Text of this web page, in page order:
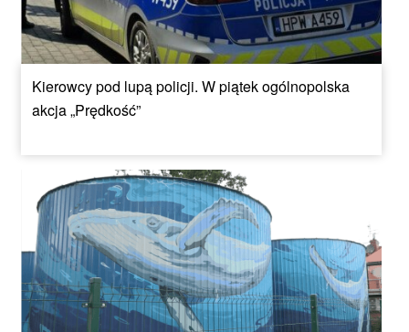
Kierowcy pod lupą policji. W piątek ogólnopolska
akcja „Prędkość”